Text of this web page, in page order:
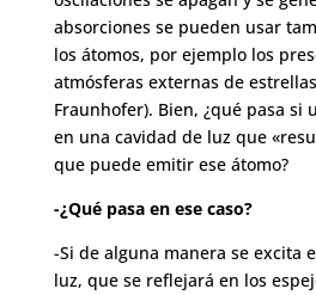
absorciones se pueden usar
los átomos, por ejemplo los
atmósferas externas de
Fraunhofer). Bien, ¿qué pasa si
en una cavidad de luz que
que puede emitir ese átomo?
-¿Qué pasa en ese caso?
-Si de alguna manera se excita
luz, que se reflejará en los